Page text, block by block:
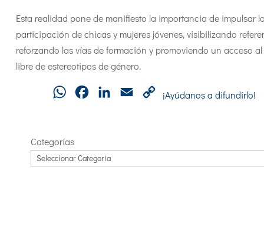
Esta realidad pone de manifiesto la importancia de impulsar
participación de chicas y mujeres jóvenes, visibilizando
reforzando las vías de formación y promoviendo un acceso
libre de estereotipos de género.
WhatsAppFacebookLinkedInEmail
Copy
¡Ayúdanos a difundirlo!
Categorías